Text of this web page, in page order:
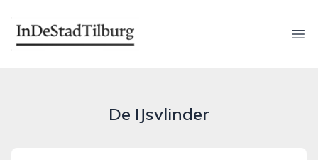
indestadtilburg.nl
De IJsvlinder